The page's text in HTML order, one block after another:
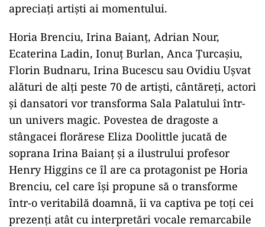
apreciați artiști ai momentului.
Horia Brenciu, Irina Baianț, Adrian Nour,
Ecaterina Ladin, Ionuț Burlan, Anca Țurcașiu,
Florin Budnaru, Irina Bucescu sau Ovidiu Ușvat
alături de alți peste 70 de artiști, cântăreți, actori
și dansatori vor transforma Sala Palatului într-
un univers magic. Povestea de dragoste a
stângacei florărese Eliza Doolittle jucată de
soprana Irina Baianț şi a ilustrului profesor
Henry Higgins ce îl are ca protagonist pe Horia
Brenciu, cel care îşi propune să o transforme
într-o veritabilă doamnă, îi va captiva pe toți cei
prezenți atât cu interpretări vocale remarcabile